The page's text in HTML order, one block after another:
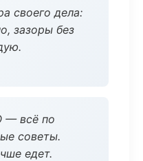
своего дела:
зазоры без
— всё по
советы.
едет.